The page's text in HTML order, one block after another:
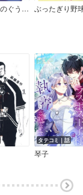
胡桃田先輩のぐうたら可愛い秘密 ぶったぎり野
タテコミ｜話
琴子